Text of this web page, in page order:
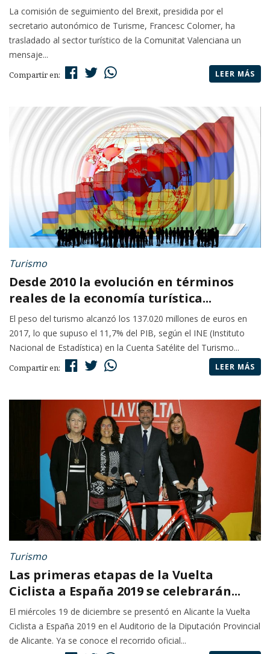
La comisión de seguimiento del Brexit, presidida por el
secretario autonómico de Turisme, Francesc Colomer, ha
trasladado al sector turístico de la Comunitat Valenciana un
mensaje...
Compartir en: LEER MÁS
Turismo
Desde 2010 la evolución en términos
reales de la economía turística...
El peso del turismo alcanzó los 137.020 millones de euros en
2017, lo que supuso el 11,7% del PIB, según el INE (Instituto
Nacional de Estadística) en la Cuenta Satélite del Turismo...
Compartir en: LEER MÁS
Turismo
Las primeras etapas de la Vuelta
Ciclista a España 2019 se celebrarán...
El miércoles 19 de diciembre se presentó en Alicante la Vuelta
Ciclista a España 2019 en el Auditorio de la Diputación Provincial
de Alicante. Ya se conoce el recorrido oficial...